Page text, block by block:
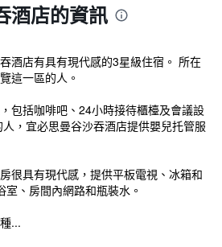
酒店的資訊
酒店有具有現代感的3星級住宿。 所在
這一區的人。
包括咖啡吧、24小時接待櫃檯及會議設
，宜必思曼谷沙吞酒店提供嬰兒托管服
很具有現代感，提供平板電視、冰箱和
、房間內網路和瓶裝水。
...